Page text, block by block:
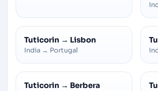
Tuticorin → Lisbon
India → Portugal
Tuticorin → Berbera